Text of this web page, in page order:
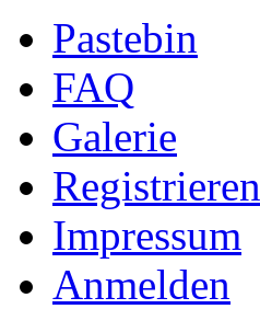
Pastebin
FAQ
Galerie
Registrieren
Impressum
Anmelden